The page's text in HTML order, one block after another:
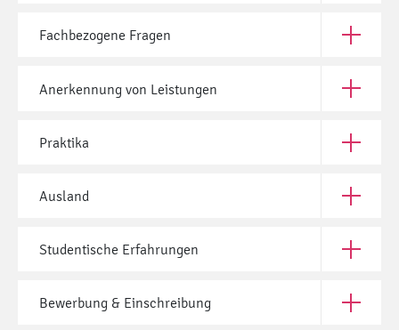
Fachbezogene Fragen Öffne
Anerkennung von Leistungen Öffne
Praktika Öffne
Ausland Öffne
Studentische Erfahrungen Öffne
Bewerbung & Einschreibung Öffne